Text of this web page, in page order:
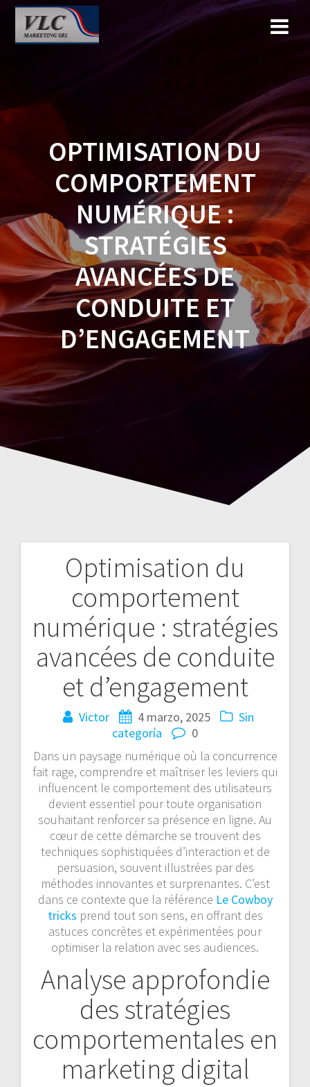
contenido
OPTIMISATION DU
COMPORTEMENT
NUMÉRIQUE :
STRATÉGIES
AVANCÉES DE
CONDUITE ET
D’ENGAGEMENT
Optimisation du
comportement
numérique : stratégies
avancées de conduite
et d’engagement
Victor 4 marzo, 2025
Sin
categoría
0
Dans un paysage numérique où la concurrence
fait rage, comprendre et maîtriser les leviers qui
influencent le comportement des utilisateurs
devient essentiel pour toute organisation
souhaitant renforcer sa présence en ligne. Au
cœur de cette démarche se trouvent des
techniques sophistiquées d’interaction et de
persuasion, souvent illustrées par des
méthodes innovantes et surprenantes. C’est
dans ce contexte que la référence Le Cowboy
tricks prend tout son sens, en offrant des
astuces concrètes et expérimentées pour
optimiser la relation avec ses audiences.
Analyse approfondie
des stratégies
comportementales en
marketing digital
Navegación
entradas